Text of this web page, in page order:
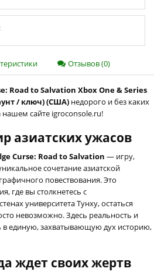
Отзывов (0)
Road to Salvation Xbox One & Series
/ ключ) (США) недорого и без каких
сайте igroconsole.ru!
азиатских ужасов
Curse: Road to Salvation — игру,
сочетание азиатской
повествования. Это
где вы столкнетесь с
университета Тунху, остаться
невозможно. Здесь реальность и
в единую, захватывающую дух историю,
ждет своих жертв